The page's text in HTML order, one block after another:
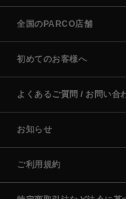
全国のPARCO店舗
初めてのお客様へ
よくあるご質問 / お問い合
お知らせ
ご利用規約